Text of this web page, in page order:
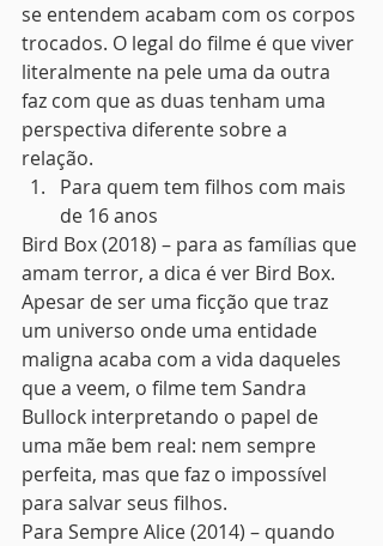
se entendem acabam com os corpos
trocados. O legal do filme é que viver
literalmente na pele uma da outra
faz com que as duas tenham uma
perspectiva diferente sobre a
relação.
Para quem tem filhos com mais
de 16 anos
Bird Box (2018) – para as famílias que
amam terror, a dica é ver Bird Box.
Apesar de ser uma ficção que traz
um universo onde uma entidade
maligna acaba com a vida daqueles
que a veem, o filme tem Sandra
Bullock interpretando o papel de
uma mãe bem real: nem sempre
perfeita, mas que faz o impossível
para salvar seus filhos.
Para Sempre Alice (2014) – quando